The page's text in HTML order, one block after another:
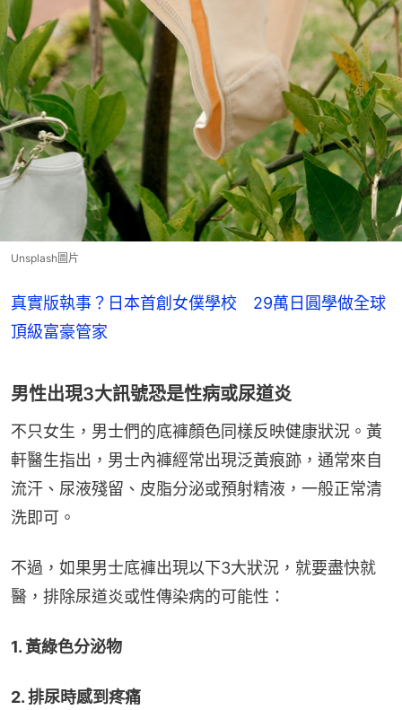
Unsplash圖片
真實版執事？日本首創女僕學校 29萬日圓學做全球
頂級富豪管家
男性出現3大訊號恐是性病或尿道炎
不只女生，男士們的底褲顏色同樣反映健康狀況。黃
軒醫生指出，男士內褲經常出現泛黃痕跡，通常來自
流汗、尿液殘留、皮脂分泌或預射精液，一般正常清
洗即可。
不過，如果男士底褲出現以下3大狀況，就要盡快就
醫，排除尿道炎或性傳染病的可能性：
1. 黃綠色分泌物
2. 排尿時感到疼痛